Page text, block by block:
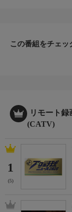
＊ライブ放送につ
この番組をチェッ
リモート
(CATV)
1
(5)